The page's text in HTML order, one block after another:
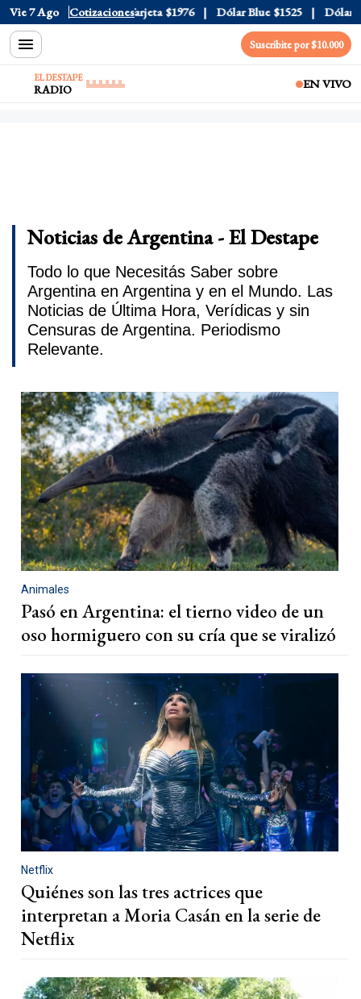
Vie 7 Ago Cotizaciones
$1520 Dólar Tarjeta $1976 Dólar Blue $1525 Dólar CCL
Suscribite por $10.000
EL DESTAPE
RADIO EN VIVO
Noticias de Argentina - El Destape
Todo lo que Necesitás Saber sobre
Argentina en Argentina y en el Mundo. Las
Noticias de Última Hora, Verídicas y sin
Censuras de Argentina. Periodismo
Relevante.
Animales
Pasó en Argentina: el tierno video de un
oso hormiguero con su cría que se viralizó
Netflix
Quiénes son las tres actrices que
interpretan a Moria Casán en la serie de
Netflix